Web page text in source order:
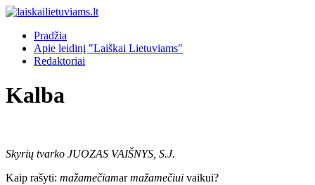
Pradžia
Apie leidinį "Laiškai Lietuviams"
Redaktoriai
Kalba
Skyrių tvarko JUOZAS VAIŠNYS, S.J.
Kaip rašyti: mažamečiamarmažamečiui vaikui?